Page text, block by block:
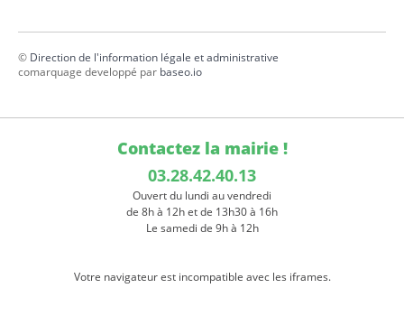
© Direction de l'information légale et administrative
comarquage developpé par baseo.io
Contactez la mairie !
03.28.42.40.13
Ouvert du lundi au vendredi
de 8h à 12h et de 13h30 à 16h
Le samedi de 9h à 12h
Votre navigateur est incompatible avec les iframes.